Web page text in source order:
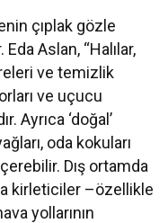
çıplak gözle
Aslan, “Halılar,
ve temizlik
ve uçucu
Ayrıca ‘doğal’
oda kokuları
Dış ortamda
kirleticiler –özellikle
yollarının